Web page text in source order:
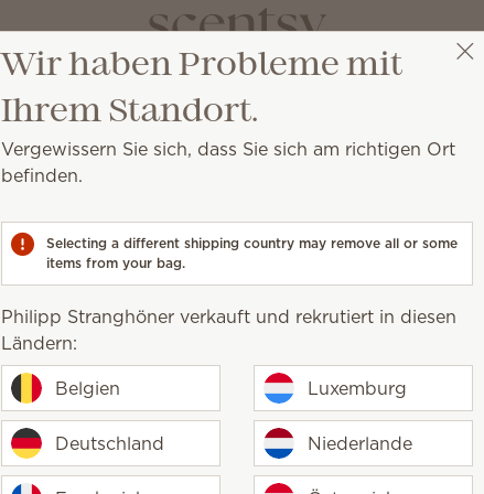
Die Verpackung kann
MENGE Add to Bag
Einmaliger Einkauf
Scentsy Club abonnieren
Günstiger Versand und keine
10 % Rabatt auf Bestellungen
Wir haben Probleme mit
Ihrem Standort.
Vergewissern Sie sich, dass Sie sich am richtigen Ort
befinden.
Selecting a different shipping country may remove all or some
items from your bag.
Philipp Stranghöner verkauft und rekrutiert in diesen
Ländern:
Belgien
Deutschland
Luxemburg
Niederlande